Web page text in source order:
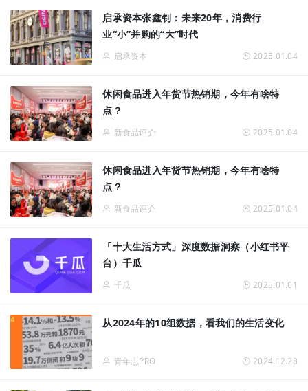
启承资本张鑫钊：未来20年，消费行
业“小”并购的“大”时代
启承资本 2025.01.04
休闲食品进入年货节热销期，今年有啥特
点？
新食品评介 2025.01.04
休闲食品进入年货节热销期，今年有啥特
点？
新食品评介 2025.01.04
「十大生活方式」深度数据洞察（小红书平
台）千瓜
千瓜 2025.01.01
从2024年的10组数据，看我们的生活变化
青年志PRO 2024.12.28